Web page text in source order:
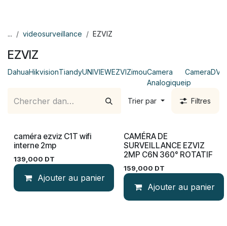
... videosurveillance EZVIZ
EZVIZ
DahuaHikvisionTiandyUNIVIEWEZVIZimouCamera
Analogique
Camera
ip
DVR
Trier par Filtres
caméra ezviz C1T wifi
interne 2mp
139,000 DT
Ajouter au panier
Disponible
​CAMÉRA DE
SURVEILLANCE EZVIZ
2MP C6N 360° ROTATIF
159,000 DT
Ajouter au panier